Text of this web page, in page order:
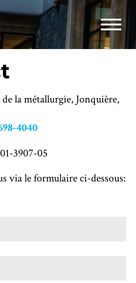
la métallurgie, Jonquière,
4040
3907-05
via le formulaire ci-dessous: